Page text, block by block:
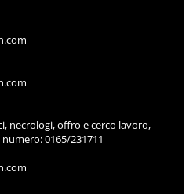
necrologi, offro e cerco lavoro,
0165/231711